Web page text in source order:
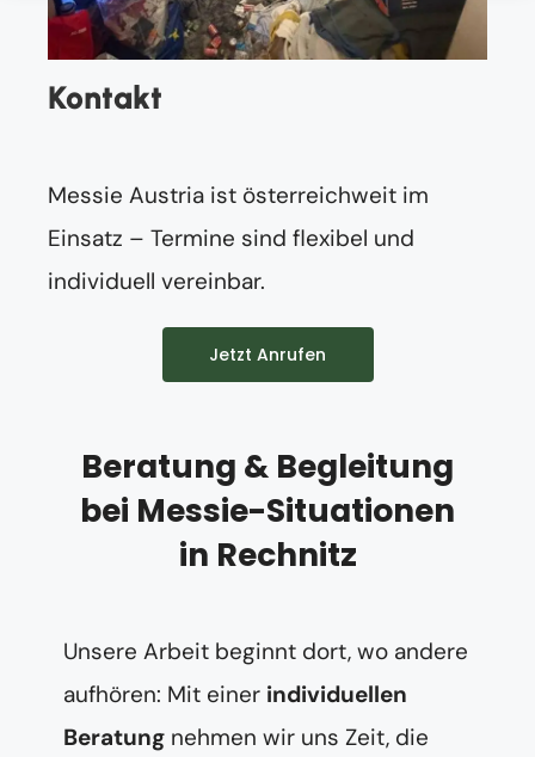
Kontakt
Messie Austria ist österreichweit im
Einsatz – Termine sind flexibel und
individuell vereinbar.
Jetzt Anrufen
Beratung & Begleitung
bei Messie-Situationen
in Rechnitz
Unsere Arbeit beginnt dort, wo andere
aufhören: Mit einer individuellen
Beratung nehmen wir uns Zeit, die